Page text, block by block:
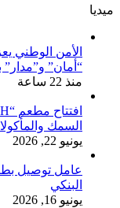
ميديا
الأمن الوطني
“أمان”
منذ 22 ساعة
السمك
يونيو 22, 2026
البنكي
يونيو 16, 2026